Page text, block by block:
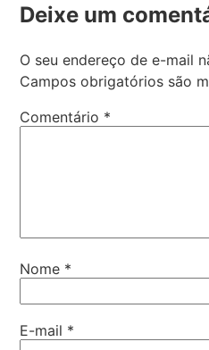
Deixe um
O seu endereço de e-mail
Campos obrigatórios são
Comentário *
Nome *
E-mail *